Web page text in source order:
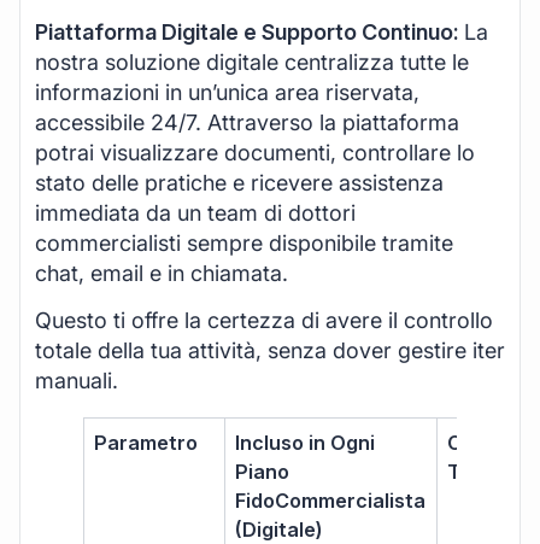
Piattaforma Digitale e Supporto Continuo: La
nostra soluzione digitale centralizza tutte le
informazioni in un’unica area riservata,
accessibile 24/7. Attraverso la piattaforma
potrai visualizzare documenti, controllare lo
stato delle pratiche e ricevere assistenza
immediata da un team di dottori
commercialisti sempre disponibile tramite
chat, email e in chiamata.
Questo ti offre la certezza di avere il controllo
totale della tua attività, senza dover gestire iter
manuali.
Parametro
Incluso in Ogni
Piano
FidoCommercialista
(Digitale)